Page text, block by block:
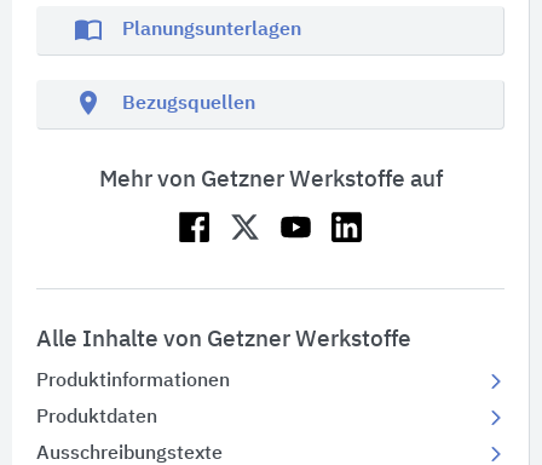
import_contacts Planungsunterlagen
location_on Bezugsquellen
Mehr von Getzner Werkstoffe auf
Alle Inhalte von Getzner Werkstoffe
Produktinformationen
Produktdaten
Ausschreibungstexte